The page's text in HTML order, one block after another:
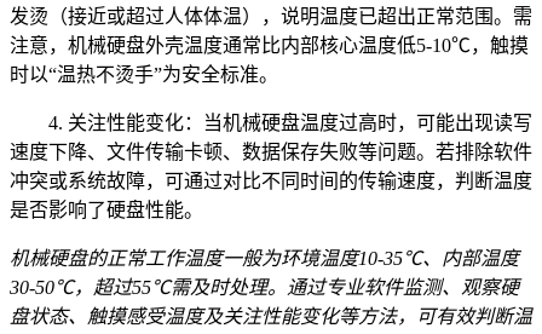
发烫（接近或超过人体体温），说明温度已超出正常范围。需
注意，机械硬盘外壳温度通常比内部核心温度低5-10℃，触摸
时以“温热不烫手”为安全标准。
4. 关注性能变化：当机械硬盘温度过高时，可能出现读写
速度下降、文件传输卡顿、数据保存失败等问题。若排除软件
冲突或系统故障，可通过对比不同时间的传输速度，判断温度
是否影响了硬盘性能。
机械硬盘的正常工作温度一般为环境温度10-35℃、内部温度
30-50℃，超过55℃需及时处理。通过专业软件监测、观察硬
盘状态、触摸感受温度及关注性能变化等方法，可有效判断温